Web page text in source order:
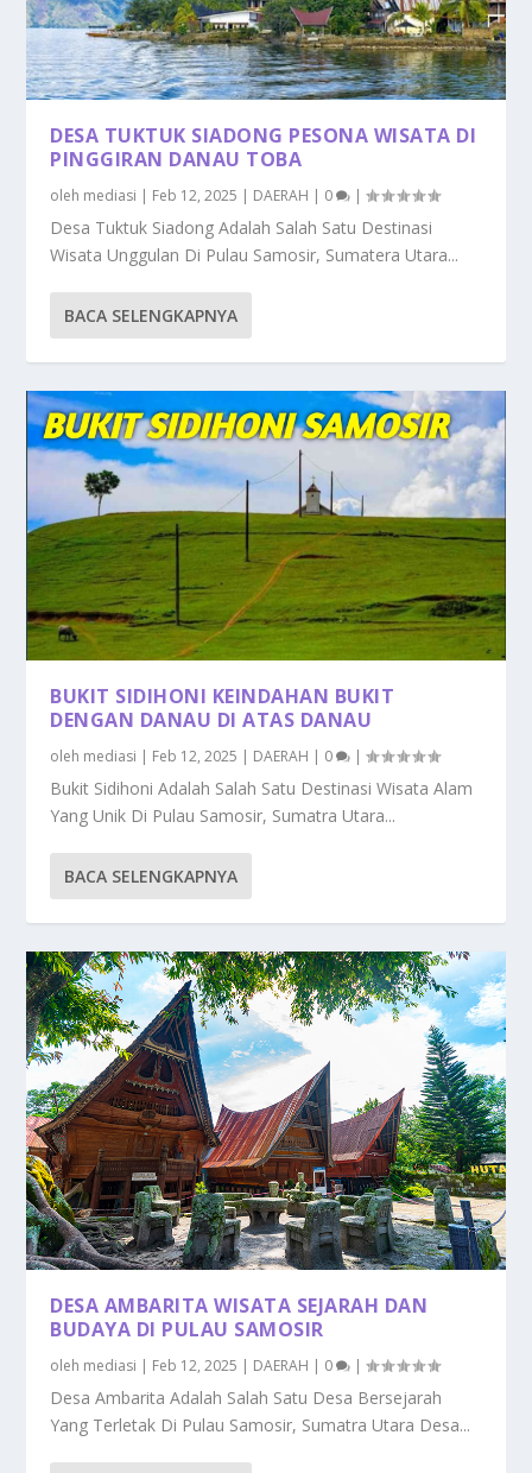
DESA TUKTUK SIADONG PESONA WISATA DI
PINGGIRAN DANAU TOBA
oleh mediasi | Feb 12, 2025 | DAERAH | 0 |
Desa Tuktuk Siadong Adalah Salah Satu Destinasi
Wisata Unggulan Di Pulau Samosir, Sumatera Utara...
BACA SELENGKAPNYA
BUKIT SIDIHONI KEINDAHAN BUKIT
DENGAN DANAU DI ATAS DANAU
oleh mediasi | Feb 12, 2025 | DAERAH | 0 |
Bukit Sidihoni Adalah Salah Satu Destinasi Wisata Alam
Yang Unik Di Pulau Samosir, Sumatra Utara...
BACA SELENGKAPNYA
DESA AMBARITA WISATA SEJARAH DAN
BUDAYA DI PULAU SAMOSIR
oleh mediasi | Feb 12, 2025 | DAERAH | 0 |
Desa Ambarita Adalah Salah Satu Desa Bersejarah
Yang Terletak Di Pulau Samosir, Sumatra Utara Desa...